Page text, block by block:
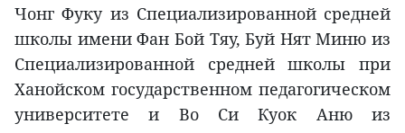
Чонг Фуку из Специализированной средней
школы имени Фан Бой Тяу, Буй Нят Миню из
Специализированной средней школы при
Ханойском государственном педагогическом
университете и Во Си Куок Аню из